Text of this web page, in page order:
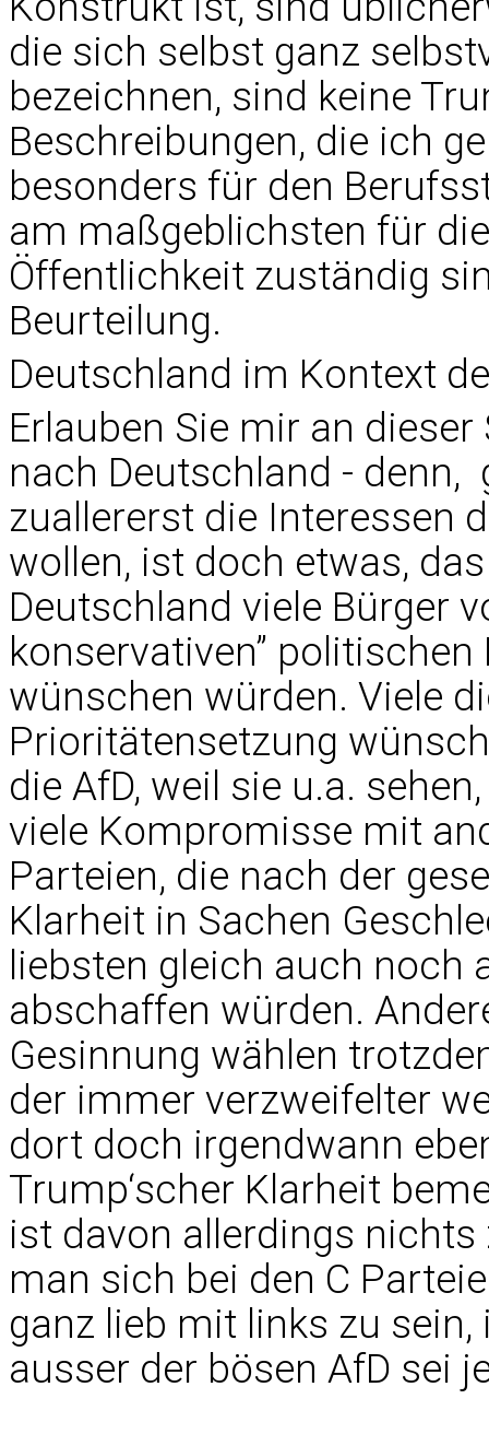
die sich selbst ganz
bezeichnen, sind keine
Beschreibungen, die ich
besonders für den
am maßgeblichsten für
Öffentlichkeit zuständig
Beurteilung.
Deutschland im Kontext
Erlauben Sie mir an
nach Deutschland - denn,
zuallererst die Interessen
wollen, ist doch etwas,
Deutschland viele Bürger
konservativen”
wünschen würden. Viele
Prioritätensetzung
die AfD, weil sie u.a.
viele Kompromisse mit
Parteien, die nach der
Klarheit in Sachen
liebsten gleich auch noch
abschaffen würden.
Gesinnung wählen
der immer verzweifelter
dort doch irgendwann
Trump‘scher Klarheit
ist davon allerdings
man sich bei den C
ganz lieb mit links zu
ausser der bösen AfD sei